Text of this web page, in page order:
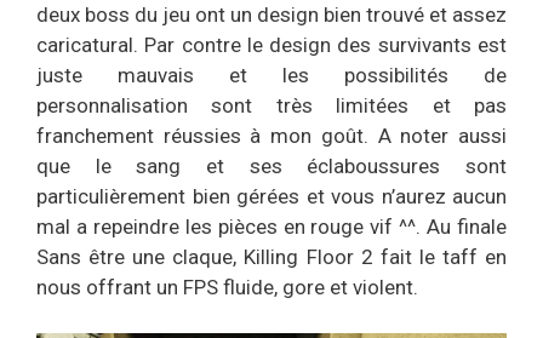
deux boss du jeu ont un design bien trouvé et assez
caricatural. Par contre le design des survivants est
juste mauvais et les possibilités de
personnalisation sont très limitées et pas
franchement réussies à mon goût. A noter aussi
que le sang et ses éclaboussures sont
particulièrement bien gérées et vous n’aurez aucun
mal a repeindre les pièces en rouge vif ^^. Au finale
Sans être une claque, Killing Floor 2 fait le taff en
nous offrant un FPS fluide, gore et violent.